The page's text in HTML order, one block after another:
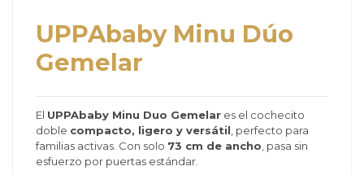
UPPAbaby Minu Dúo
Gemelar
El UPPAbaby Minu Duo Gemelar es el cochecito
doble compacto, ligero y versátil , perfecto para
familias activas. Con solo 73 cm de ancho , pasa sin
esfuerzo por puertas estándar.